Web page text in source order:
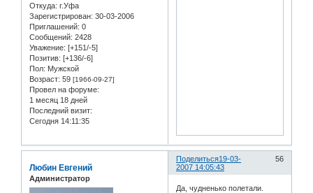
Откуда: г.Уфа
Зарегистрирован: 30-03-2006
Приглашений: 0
Сообщений: 2428
Уважение: [+151/-5]
Позитив: [+136/-6]
Пол: Мужской
Возраст: 59 [1966-09-27]
Провел на форуме:
1 месяц 18 дней
Последний визит:
Сегодня 14:11:35
Поделиться 56
19-03-
2007 14:05:43
Любин Евгений
Администратор
Да, чудненько полетали.